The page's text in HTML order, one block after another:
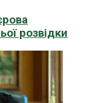
розвідки